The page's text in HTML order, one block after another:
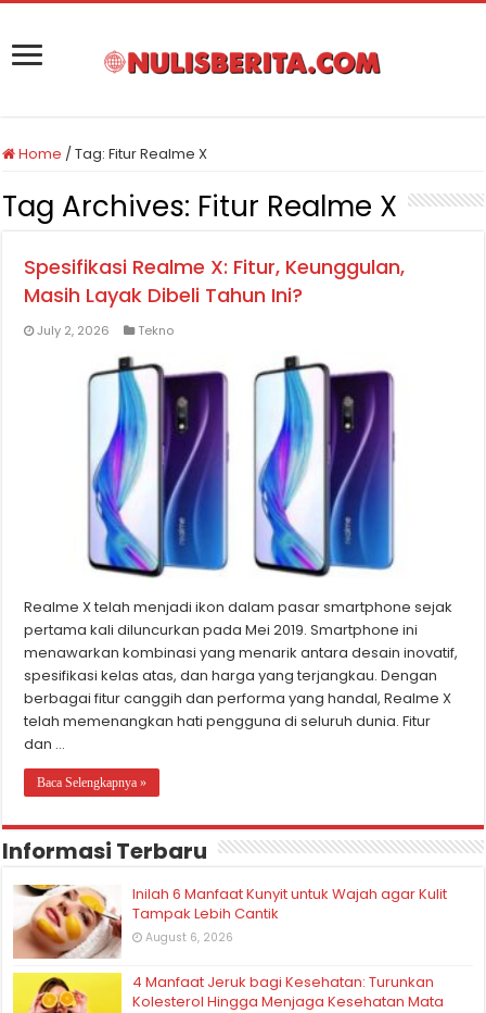
Home /Tag:Fitur Realme X
Tag Archives: Fitur Realme X
Spesifikasi Realme X: Fitur, Keunggulan,
Masih Layak Dibeli Tahun Ini?
July 2, 2026 Tekno
Realme X telah menjadi ikon dalam pasar smartphone sejak
pertama kali diluncurkan pada Mei 2019. Smartphone ini
menawarkan kombinasi yang menarik antara desain inovatif,
spesifikasi kelas atas, dan harga yang terjangkau. Dengan
berbagai fitur canggih dan performa yang handal, Realme X
telah memenangkan hati pengguna di seluruh dunia. Fitur
dan …
Baca Selengkapnya »
Informasi Terbaru
Inilah 6 Manfaat Kunyit untuk Wajah agar Kulit
Tampak Lebih Cantik
August 6, 2026
4 Manfaat Jeruk bagi Kesehatan: Turunkan
Kolesterol Hingga Menjaga Kesehatan Mata